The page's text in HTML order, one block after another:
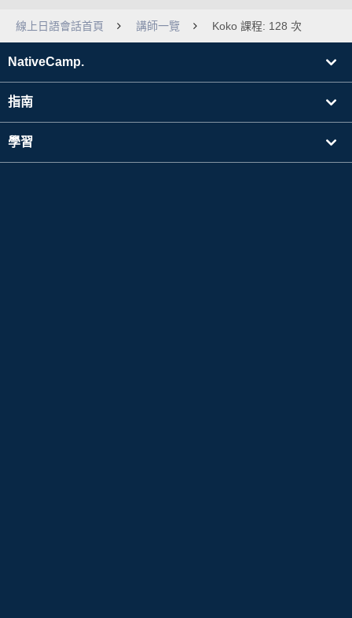
線上日語會話首頁 講師一覽 Koko 課程: 128 次
NativeCamp.
指南
學習